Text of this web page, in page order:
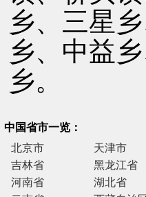
乡、三星
乡、中益
乡。
中国省市一览：
北京市
天津市
吉林省
黑龙江省
河南省
湖北省